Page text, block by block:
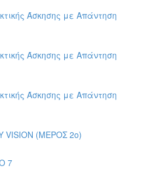
Άσκησης με Απάντηση
Άσκησης με Απάντηση
Άσκησης με Απάντηση
VISION (ΜΕΡΟΣ 2ο)
7